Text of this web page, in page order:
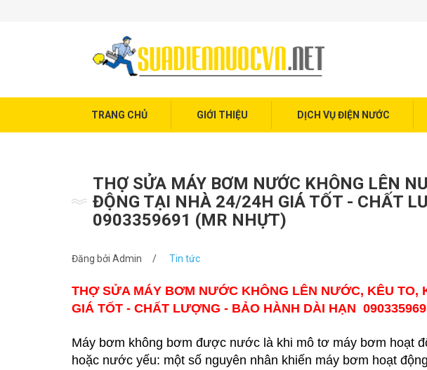
TRANG CHỦ GIỚI THIỆU DỊCH VỤ ĐIỆN NƯỚC
THỢ SỬA MÁY BƠM NƯỚC KHÔNG LÊN
ĐỘNG TẠI NHÀ 24/24H GIÁ TỐT - CHẤT
0903359691 (MR NHỰT)
Đăng bởi Admin / Tin tức
THỢ SỬA MÁY BƠM NƯỚC KHÔNG LÊN NƯỚC, KÊU TO,
GIÁ TỐT - CHẤT LƯỢNG - BẢO HÀNH DÀI HẠN
Máy bơm không bơm được nước là khi mô tơ máy bơm hoạt
hoặc nước yếu: một số nguyên nhân khiến máy bơm hoạt